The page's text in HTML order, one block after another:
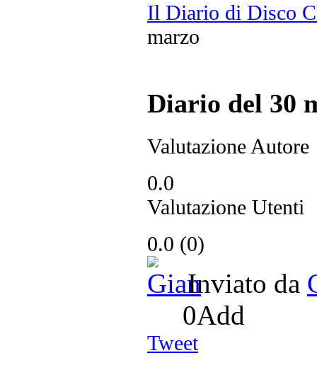
Il Diario di Disco
marzo
Diario del 30
Valutazione Autore
0.0
Valutazione Utenti
0.0 (0)
Inviato da
0Add
Tweet